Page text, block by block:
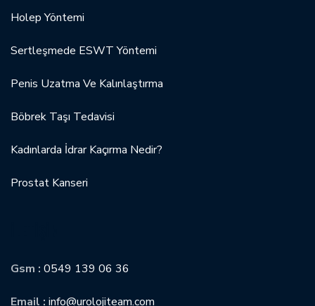
Holep Yöntemi
Sertleşmede ESWT Yöntemi
Penis Uzatma Ve Kalınlaştırma
Böbrek Taşı Tedavisi
Kadınlarda İdrar Kaçırma Nedir?
Prostat Kanseri
Gsm : 0549 139 06 36
Email : info@urolojiteam.com